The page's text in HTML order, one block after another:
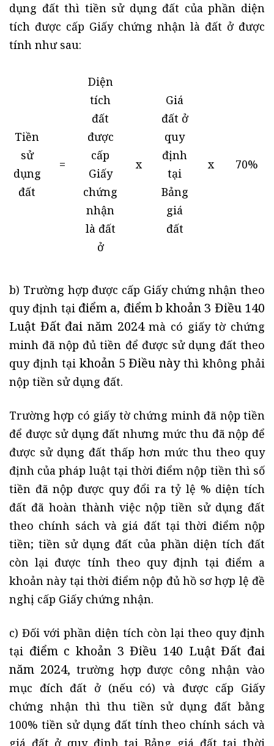
dụng đất thì tiền sử dụng đất của phần diện
tích được cấp Giấy chứng nhận là đất ở được
tính như sau:
Tiền
sử
dụng
đất
=
Diện
tích
đất
được
cấp
Giấy
chứng
nhận
là đất
ở
x
Giá
đất ở
quy
định
tại
Bảng
giá
đất
x 70%
b) Trường hợp được cấp Giấy chứng nhận theo
quy định tại điểm a, điểm b khoản 3 Điều 140
Luật Đất đai năm 2024mà có giấy tờ chứng
minh đã nộp đủ tiền để được sử dụng đất theo
quy định tại khoản 5 Điều nàythì không phải
nộp tiền sử dụng đất.
Trường hợp có giấy tờ chứng minh đã nộp tiền
để được sử dụng đất nhưng mức thu đã nộp để
được sử dụng đất thấp hơn mức thu theo quy
định của pháp luật tại thời điểm nộp tiền thì số
tiền đã nộp được quy đổi ra tỷ lệ % diện tích
đất đã hoàn thành việc nộp tiền sử dụng đất
theo chính sách và giá đất tại thời điểm nộp
tiền; tiền sử dụng đất của phần diện tích đất
còn lại được tính theo quy định tại điểm a
khoản này tại thời điểm nộp đủ hồ sơ hợp lệ đề
nghị cấp Giấy chứng nhận.
c) Đối với phần diện tích còn lại theo quy định
tại điểm c khoản 3 Điều 140 Luật Đất đai
năm 2024, trường hợp được công nhận vào
mục đích đất ở (nếu có) và được cấp Giấy
chứng nhận thì thu tiền sử dụng đất bằng
100% tiền sử dụng đất tính theo chính sách và
giá đất ở quy định tại Bảng giá đất tại thời